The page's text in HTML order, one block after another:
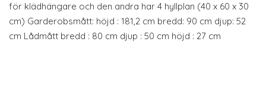
för klädhängare och den andra har 4 hyllplan (40 x 60 x 30
cm) Garderobsmått: höjd : 181,2 cm bredd: 90 cm djup: 52
cm Lådmått bredd : 80 cm djup : 50 cm höjd : 27 cm